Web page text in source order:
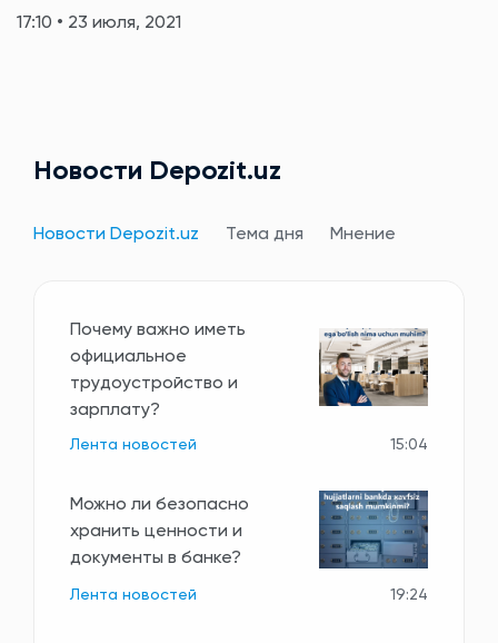
17:10 • 23 июля, 2021
Новости Depozit.uz
Новости Depozit.uz Тема дня Мнение
Почему важно иметь
официальное
трудоустройство и
зарплату?
Лента новостей 15:04
Можно ли безопасно
хранить ценности и
документы в банке?
Лента новостей 19:24